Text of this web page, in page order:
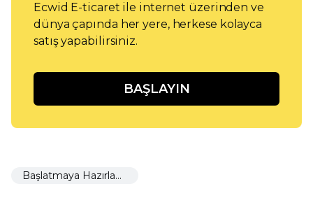
Ecwid E-ticaret ile internet üzerinden ve
dünya çapında her yere, herkese kolayca
satış yapabilirsiniz.
BAŞLAYIN
Başlatmaya Hazırlanıyor